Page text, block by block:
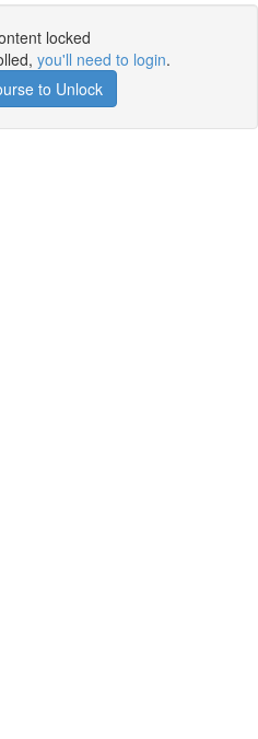
locked
you'll need to login.
to Unlock